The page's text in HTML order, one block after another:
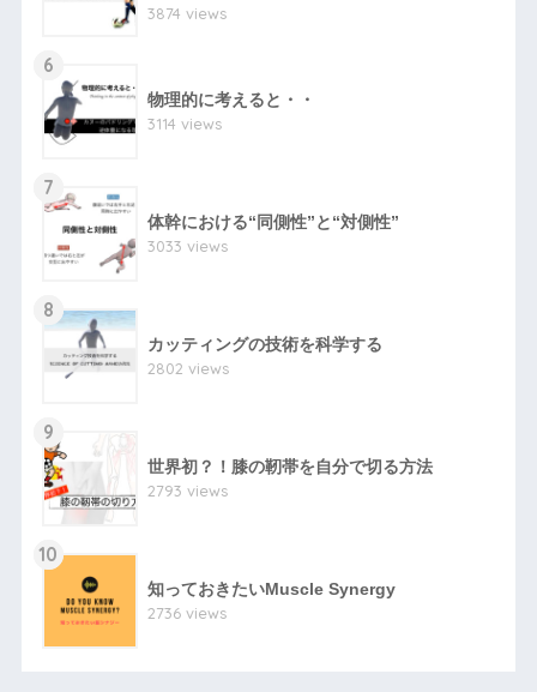
3874 views
6
物理的に考えると・・
3114 views
7
体幹における“同側性”と“対側性”
3033 views
8
カッティングの技術を科学する
2802 views
9
世界初？！膝の靭帯を自分で切る方法
2793 views
10
知っておきたいMuscle Synergy
2736 views